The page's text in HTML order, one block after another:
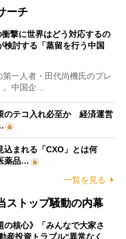
ーチ
撃に世界はどう対応するの
討する「蒸留を行う中国
一人者・田代尚機氏のプレ
。中国企…
のテコ入れ必至か 経済運営
込まれる「CXO」とは何
薬品…
一覧を見る
ストップ騒動の内幕
の核心》「みんなで大家さ
産投資トラブル“異常なく